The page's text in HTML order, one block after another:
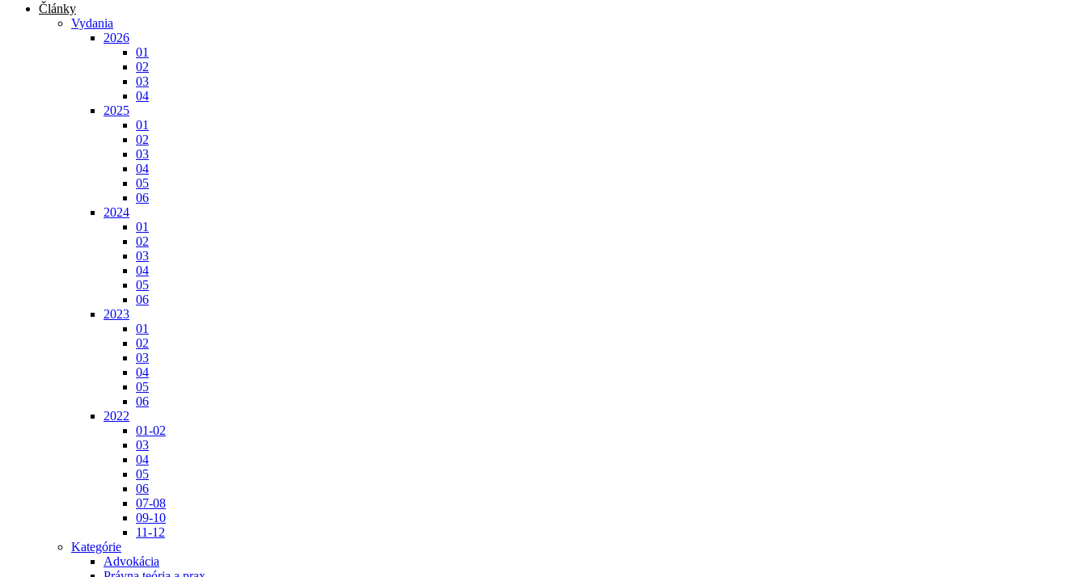
Články
Vydania
2026
01
02
03
04
2025
01
02
03
04
05
06
2024
01
02
03
04
05
06
2023
01
02
03
04
05
06
2022
01-02
03
04
05
06
07-08
09-10
11-12
Kategórie
Advokácia